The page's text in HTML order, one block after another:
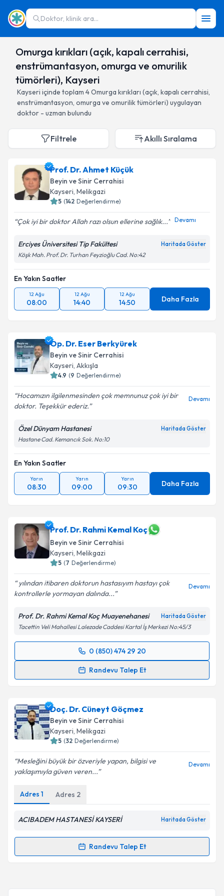
Doktor, klinik ara...
Omurga kırıkları (açık, kapalı cerrahisi,
enstrümantasyon, omurga ve omurilik
tümörleri), Kayseri
Kayseri içinde toplam 4Omurga kırıkları (açık, kapalı cerrahisi,
enstrümantasyon, omurga ve omurilik tümörleri) uygulayan
doktor - uzman bulundu
Filtrele Akıllı Sıralama
Prof. Dr. Ahmet Küçük
Beyin ve Sinir Cerrahisi
Kayseri, Melikgazi
5 (142 Değerlendirme)
Çok iyi bir doktor Allah razı olsun ellerine sağlık... Devamı
Erciyes Üniversitesi Tip Fakültesi Haritada Göster
Köşk Mah. Prof. Dr. Turhan Feyzioğlu Cad. No:42
En Yakın Saatler
12 Ağu
08:00
12 Ağu
14:40
12 Ağu
14:50 Daha Fazla
Op. Dr. Eser Berkyürek
Beyin ve Sinir Cerrahisi
Kayseri, Akkışla
4.9 (9 Değerlendirme)
Hocamızın ilgilenmesinden çok memnunuz çok iyi bir
doktor. Teşekkür ederiz.
Devamı
Özel Dünyam Hastanesi Haritada Göster
Hastane Cad. Kemancık Sok. No:10
En Yakın Saatler
Yarın
08:30
Yarın
09:00
Yarın
09:30 Daha Fazla
Prof. Dr. Rahmi Kemal Koç
Beyin ve Sinir Cerrahisi
Kayseri, Melikgazi
5 (7 Değerlendirme)
yılından itibaren doktorun hastasıyım hastayı çok
kontrollerle yormayan dalında...
Devamı
Prof. Dr. Rahmi Kemal Koç Muayenehanesi Haritada Göster
Tacettin Veli Mahallesi Lalezade Caddesi Kartal İş Merkezi No:45/3
0 (850) 474 29 20
Randevu Talep Et
Randevu Takvimi Talebi
için bir takvim hazırlandığında e-posta ile
bilgilendireceğiz.
E-posta Adresiniz
Metni 'ni okudum ve kişisel verilerimin belirtilen
Takvim Talebini Gönder
Doç. Dr. Cüneyt Göçmez
Beyin ve Sinir Cerrahisi
Kayseri, Melikgazi
5 (32 Değerlendirme)
Mesleğini büyük bir özveriyle yapan, bilgisi ve
yaklaşımıyla güven veren...
Devamı
Adres 1 Adres 2
ACIBADEM HASTANESİ KAYSERİ Haritada Göster
Randevu Talep Et
Randevu Takvimi Talebi